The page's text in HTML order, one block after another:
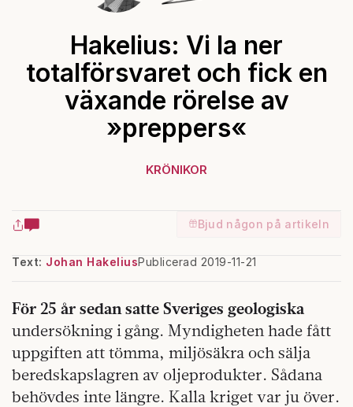
Hakelius: Vi la ner
totalförsvaret och fick en
växande rörelse av
»preppers«
KRÖNIKOR
Bjud någon på artikeln
Text: Johan HakeliusPublicerad 2019-11-21
För 25 år sedan satte Sveriges geologiska
undersökning i gång. Myndigheten hade fått
uppgiften att tömma, miljösäkra och sälja
beredskapslagren av oljeprodukter. Sådana
behövdes inte längre. Kalla kriget var ju över.